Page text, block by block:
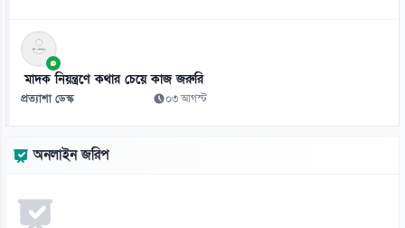
মাদক নিয়ন্ত্রণে কথার চেয়ে কাজ জরুরি
প্রত্যাশা ডেস্ক ০৩ আগস্ট
অনলাইন জরিপ